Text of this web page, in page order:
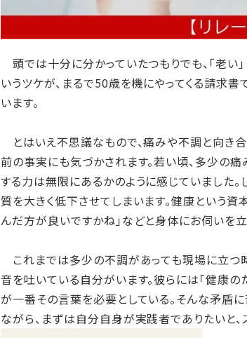
頭では十分に分かっていたつもりでも、「老
いうツケが、まるで50歳を機にやってくる請求
います。
とはいえ不思議なもので、痛みや不調と向き
前の事実にも気づかされます。若い頃、多少の
する力は無限にあるかのように感じていました
質を大きく低下させてしまいます。健康という資
んだ方が良いですかね」などと身体にお伺いを
これまでは多少の不調があっても現場に立つ
音を吐いている自分がいます。彼らには「健康の
が一番その言葉を必要としている。そんな矛盾に
ながら、まずは自分自身が実践者でありたいと、